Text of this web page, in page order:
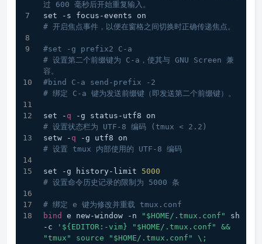
过 600 毫秒后开始重复输入。
# 开启焦点事件，以便在窗格之间切换时正确传递焦点。
#set -g prefix2 C-a
# 设置第二个前缀键为 C-a，使其与 GNU Screen 兼
容。
#bind C-a send-prefix -2
# 绑定 C-a 键为发送前缀键（即发送第二个前缀键）。
set - q
# 设置状态栏为 UTF-8 编码 (tmux < 2.2)
setw - q
# 设置 tmux 内部使用的 UTF-8 编码
set -g history-limit 5000
# 设置命令历史记录的限制为 5000 条
# 绑定 e 键为修改并重载 tmux.conf
bind
e new-window -n "$HOME/.tmux.conf"
sh
-c
'${EDITOR:-vim} "$HOME/.tmux.conf" &&
"tmux" source "$HOME/.tmux.conf" \;